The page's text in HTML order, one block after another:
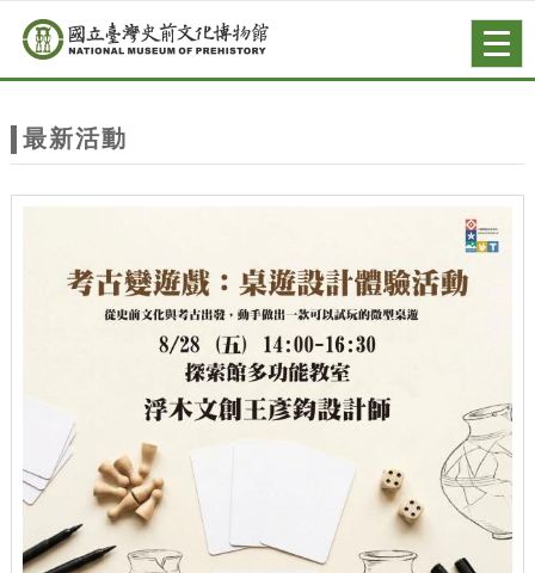
站
主
跳到主要內容
網站導覽
最新活動